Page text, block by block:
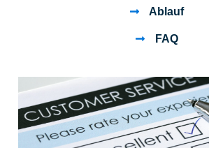
Ablauf
FAQ